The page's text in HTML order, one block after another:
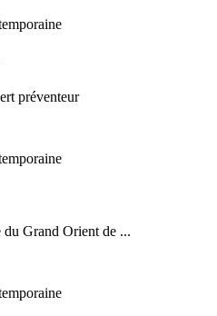
préventeur
Grand Orient de ...